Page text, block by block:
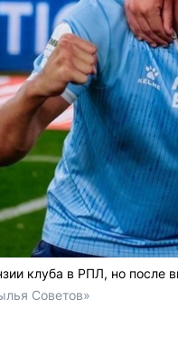
клуба в РПЛ, но после
Советов»